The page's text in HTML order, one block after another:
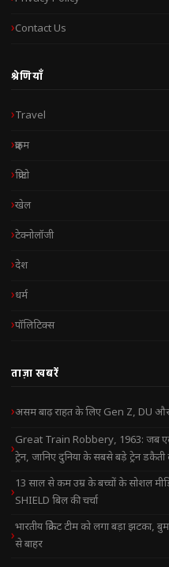
Contact Us
श्रेणियाँ
Travel
क्राइम
क्रिप्टो
खेल
टेक्नोलॉजी
देश
धर्म
पॉलिटिक्स
ताज़ा खबरें
असम बाढ़ राहत के लिए Gen Z, DU और
Great Train Robbery, 1963: जब
ट्रेन, जानिए दुनिया के सबसे बड़े ट्रेन डकैती
13 साल से कम उम्र के बच्चों के सोशल
SHIELD बिल की चर्चा
भारतीय क्रिकेट टीम को लगा बड़ा झटका,
से बाहर